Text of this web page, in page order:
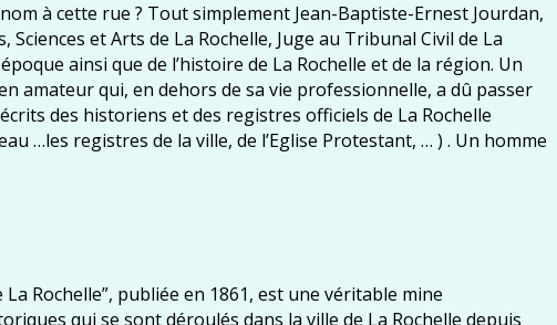
à cette rue ? Tout simplement Jean-Baptiste-Ernest Jourdan,
Sciences et Arts de La Rochelle, Juge au Tribunal Civil de La
ainsi que de l’histoire de La Rochelle et de la région. Un
amateur qui, en dehors de sa vie professionnelle, a dû passer
des historiens et des registres officiels de La Rochelle
…les registres de la ville, de l’Eglise Protestant, … ) . Un homme
Rochelle”, publiée en 1861, est une véritable mine
qui se sont déroulés dans la ville de La Rochelle depuis